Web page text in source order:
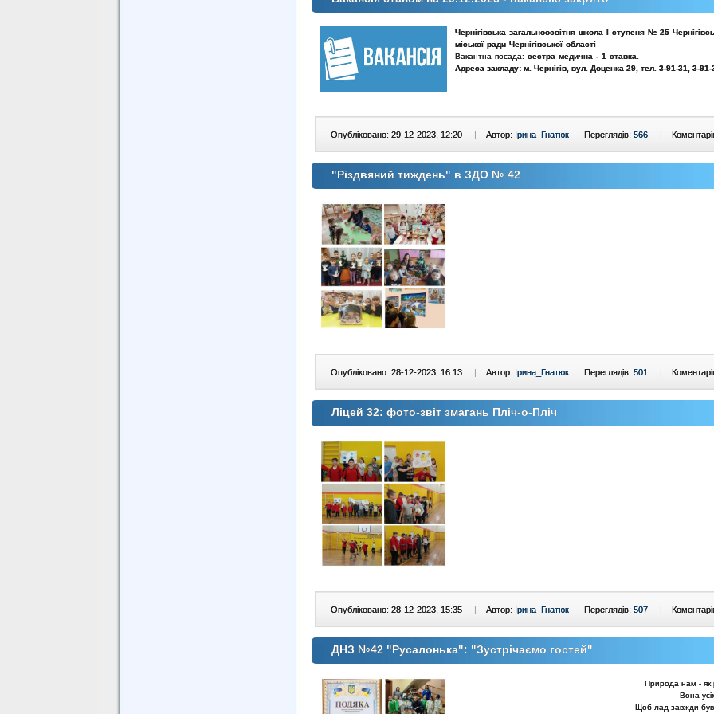
Чернігівська загальноосвітня школа І ступеня № 25
міської ради Чернігівської області
Вакантна посада:сестра медична - 1 ставка.
Адреса закладу: м. Чернігів, вул. Доценка 29, тел. 3-91-31, 3-91-
Опубліковано: 29-12-2023, 12:20 | Автор: Ірина_Гнатюк Переглядів: 566 |
"Різдвяний тиждень" в ЗДО № 42
Опубліковано: 28-12-2023, 16:13 | Автор: Ірина_Гнатюк Переглядів: 501 |
Ліцей 32: фото-звіт змагань Пліч-о-Пліч
Опубліковано: 28-12-2023, 15:35 | Автор: Ірина_Гнатюк Переглядів: 507 |
ДНЗ №42 "Русалонька": "Зустрічаємо гостей"
Природа нам - як
Вона
Щоб лад завжди був